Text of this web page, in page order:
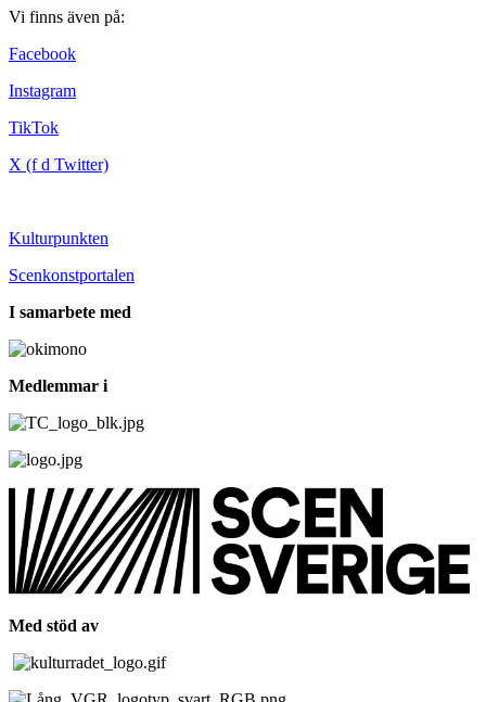
Vi finns även på:
Facebook
Instagram
TikTok
X (f d Twitter)
Kulturpunkten
Scenkonstportalen
I samarbete med
Medlemmar i
Med stöd av